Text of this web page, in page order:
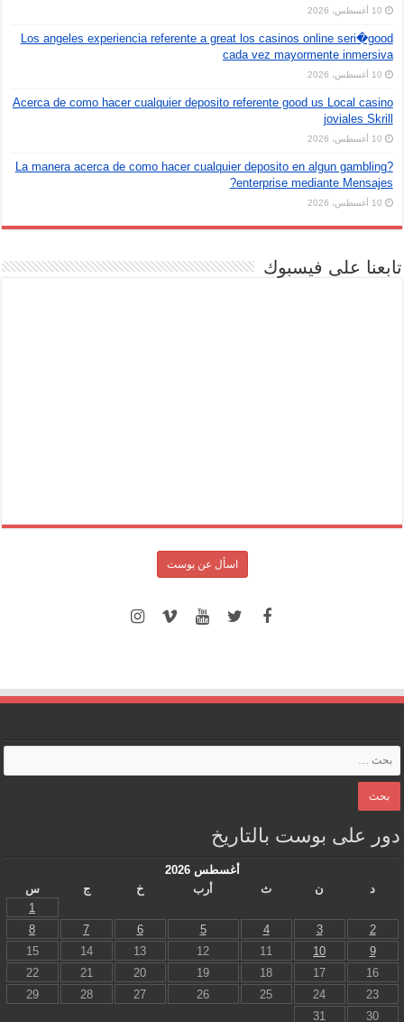
10 أغسطس، 2026
Los angeles experiencia referente a great los casinos online seri�good
cada vez mayormente inmersiva
10 أغسطس، 2026
Acerca de como hacer cualquier deposito referente good us Local casino
joviales Skrill
10 أغسطس، 2026
?La manera acerca de como hacer cualquier deposito en algun gambling
enterprise mediante Mensajes?
10 أغسطس، 2026
تابعنا على فيسبوك
اسأل عن بوست
دور على بوست بالتاريخ
أغسطس 2026
د
ن ث أرب خ ج
س
1
2
3
4
5
6
7
8
9
10
11
12
13
14
15
16
17
18
19
20
21
22
23
24
25
26
27
28
29
30
31